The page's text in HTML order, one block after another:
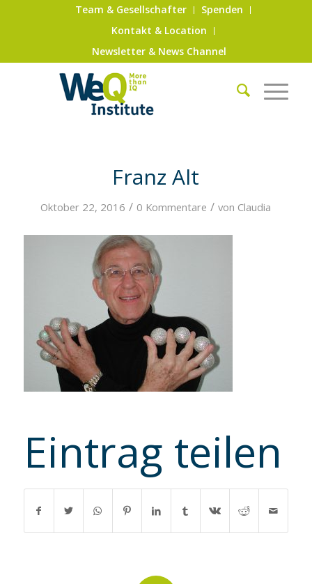
Team & Gesellschafter
Spenden
Kontakt & Location
Newsletter & News Channel
Franz Alt
Oktober 22, 2016 / 0 Kommentare / von Claudia
Eintrag teilen